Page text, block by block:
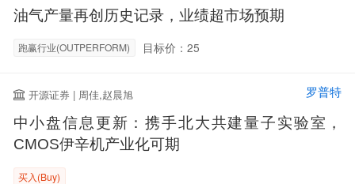
油气产量再创历史记录，业绩超市场预期
跑赢行业(OUTPERFORM) 目标价：25
开源证券 | 周佳,赵晨旭 罗普特
中小盘信息更新：携手北大共建量子实验室，
CMOS伊辛机产业化可期
买入(Buy)